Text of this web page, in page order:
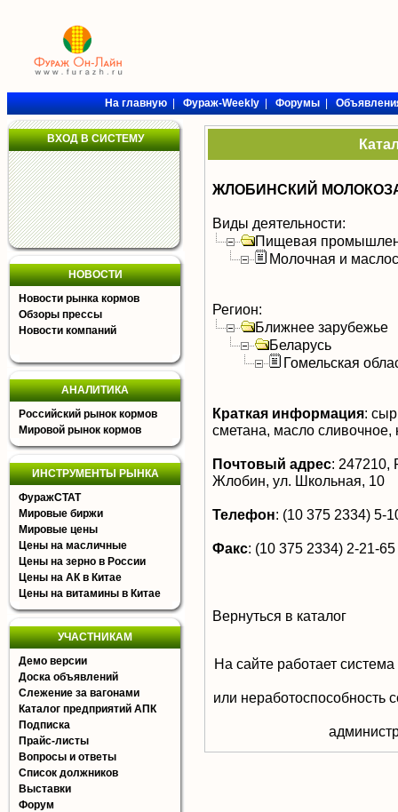
На главную|Фураж-Weekly|Форумы|
ВХОД В СИСТЕМУ
НОВОСТИ
Новости рынка кормов
Обзоры прессы
Новости компаний
АНАЛИТИКА
Российский рынок кормов
Мировой рынок кормов
ИНСТРУМЕНТЫ РЫНКА
ФуражСТАТ
Мировые биржи
Мировые цены
Цены на масличные
Цены на зерно в России
Цены на АК в Китае
Цены на витамины в Китае
УЧАСТНИКАМ
Демо версии
Доска объявлений
Слежение за вагонами
Каталог предприятий АПК
Подписка
Прайс-листы
Вопросы и ответы
Список должников
Выставки
Форум
ЖЛОБИНСКИЙ
Виды деятельности:
Пищевая
Молочная и
Регион:
Ближнее зарубежье
Беларусь
Гомельская
Краткая информация:
сметана, масло сливочное,
Почтовый адрес: 247210,
Жлобин, ул. Школьная, 10
Телефон: (10 375 2334) 5-
Факс: (10 375 2334) 2-21-65
Вернуться в каталог
На сайте работает
или неработоспособность